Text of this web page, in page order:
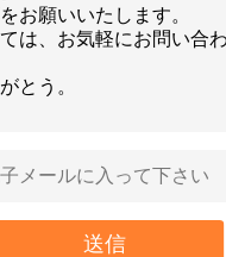
送信
の対照のスライド、10xのため
無限目的
の対照のスライド、20xのため
100x無限目的